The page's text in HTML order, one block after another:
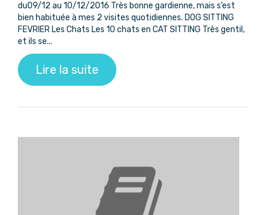
du09/12 au 10/12/2016 Très bonne gardienne, mais s’est
bien habituée à mes 2 visites quotidiennes. DOG SITTING
FEVRIER Les Chats Les 10 chats en CAT SITTING Très gentil,
et ils se...
Lire la suite